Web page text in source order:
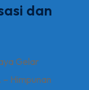
dan
Gelar
Himpunan